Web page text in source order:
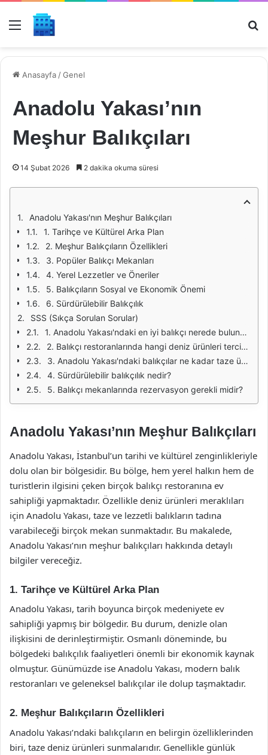
Menü
Anasayfa /Genel
Anadolu Yakası’nın
Meşhur Balıkçıları
14 Şubat 2026 2 dakika okuma süresi
Anadolu Yakası'nın Meşhur Balıkçıları
1. Tarihçe ve Kültürel Arka Plan
2. Meşhur Balıkçıların Özellikleri
3. Popüler Balıkçı Mekanları
4. Yerel Lezzetler ve Öneriler
5. Balıkçıların Sosyal ve Ekonomik Önemi
6. Sürdürülebilir Balıkçılık
SSS (Sıkça Sorulan Sorular)
1. Anadolu Yakası'ndaki en iyi balıkçı nerede bulunur?
2. Balıkçı restoranlarında hangi deniz ürünleri tercih edilmelidir?
3. Anadolu Yakası'ndaki balıkçılar ne kadar taze ürün sunuyor?
4. Sürdürülebilir balıkçılık nedir?
5. Balıkçı mekanlarında rezervasyon gerekli midir?
Anadolu Yakası’nın Meşhur Balıkçıları
Anadolu Yakası, İstanbul’un tarihi ve kültürel zenginlikleriyle
dolu olan bir bölgesidir. Bu bölge, hem yerel halkın hem de
turistlerin ilgisini çeken birçok balıkçı restoranına ev
sahipliği yapmaktadır. Özellikle deniz ürünleri meraklıları
için Anadolu Yakası, taze ve lezzetli balıkların tadına
varabileceği birçok mekan sunmaktadır. Bu makalede,
Anadolu Yakası’nın meşhur balıkçıları hakkında detaylı
bilgiler vereceğiz.
1. Tarihçe ve Kültürel Arka Plan
Anadolu Yakası, tarih boyunca birçok medeniyete ev
sahipliği yapmış bir bölgedir. Bu durum, denizle olan
ilişkisini de derinleştirmiştir. Osmanlı döneminde, bu
bölgedeki balıkçılık faaliyetleri önemli bir ekonomik kaynak
olmuştur. Günümüzde ise Anadolu Yakası, modern balık
restoranları ve geleneksel balıkçılar ile dolup taşmaktadır.
2. Meşhur Balıkçıların Özellikleri
Anadolu Yakası’ndaki balıkçıların en belirgin özelliklerinden
biri, taze deniz ürünleri sunmalarıdır. Genellikle günlük